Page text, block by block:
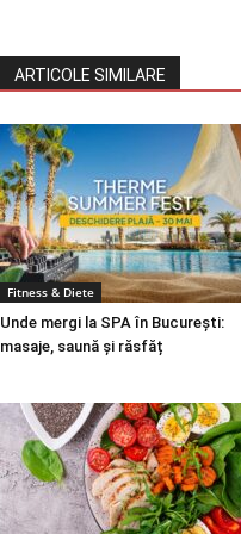
ARTICOLE SIMILARE
Fitness & Diete
Unde mergi la SPA în București:
masaje, saună și răsfăț